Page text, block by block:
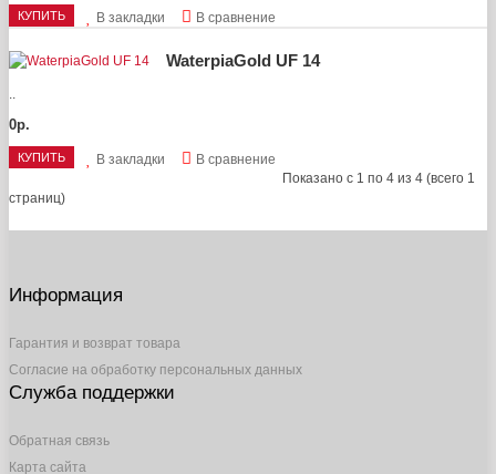
КУПИТЬ В закладки В сравнение
WaterpiaGold UF 14
..
0р.
КУПИТЬ В закладки
В сравнение
Показано с 1 по 4 из 4 (всего 1
страниц)
Информация
Гарантия и возврат товара
Согласие на обработку персональных данных
Служба поддержки
Обратная связь
Карта сайта